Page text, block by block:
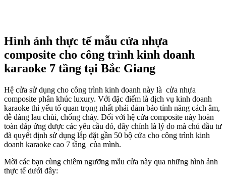
Hình ảnh thực tế mẫu cửa nhựa
composite cho công trình kinh doanh
karaoke 7 tầng tại Bắc Giang
Hệ cửa sử dụng cho công trình kinh doanh này là cửa nhựa
composite phân khúc luxury. Với đặc điểm là dịch vụ kinh doanh
karaoke thì yếu tố quan trọng nhất phải đảm bảo tính năng cách âm,
dễ dàng lau chùi, chống cháy. Đối với hệ cửa composite này hoàn
toàn đáp ứng được các yêu cầu đó, đây chính là lý do mà chủ đầu tư
đã quyết định sử dụng lắp đặt gần 50 bộ cửa cho công trình kinh
doanh karaoke cao 7 tầng của mình.
Mời các bạn cùng chiêm ngưỡng mẫu cửa này qua những hình ảnh
thực tế dưới đây: